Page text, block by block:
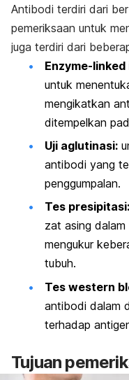
Antibodi terdiri dari
pemeriksaan untuk
juga terdiri dari
Enzyme-
untuk
mengikatkan
ditempelkan
Uji aglutinasi:
antibodi yang
penggumpalan.
Tes presipitasi:
zat asing
mengukur
tubuh.
Tes western
antibodi dalam
terhadap
Tujuan